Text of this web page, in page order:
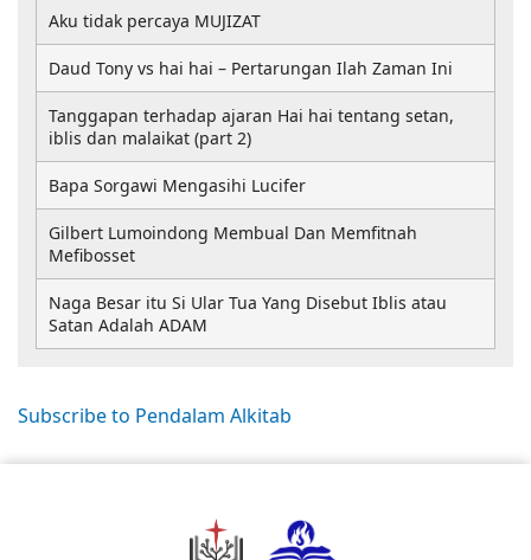
Subscribe to Pendalam Alkitab
Aku tidak percaya MUJIZAT
Daud Tony vs hai hai – Pertarungan Ilah Zaman Ini
Tanggapan terhadap ajaran Hai hai tentang setan,
iblis dan malaikat (part 2)
Bapa Sorgawi Mengasihi Lucifer
Gilbert Lumoindong Membual Dan Memfitnah
Mefibosset
Naga Besar itu Si Ular Tua Yang Disebut Iblis atau
Satan Adalah ADAM